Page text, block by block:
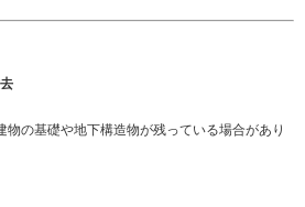
の基礎や地下構造物が残っている場合があり